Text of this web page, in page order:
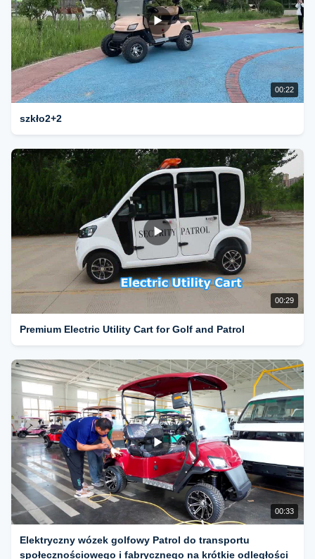
00:22
szkło2+2
00:29
Premium Electric Utility Cart for Golf and Patrol
00:33
Elektryczny wózek golfowy Patrol do transportu
społecznościowego i fabrycznego na krótkie odległości